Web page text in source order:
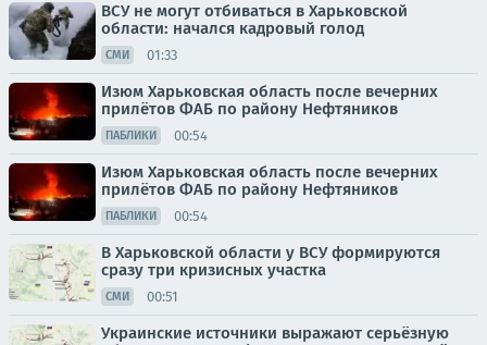
ВСУ не могут отбиваться в Харьковской
области: начался кадровый голод
СМИ 01:33
Изюм Харьковская область после вечерних
прилётов ФАБ по району Нефтяников
ПАБЛИКИ 00:54
Изюм Харьковская область после вечерних
прилётов ФАБ по району Нефтяников
ПАБЛИКИ 00:54
В Харьковской области у ВСУ формируются
сразу три кризисных участка
СМИ 00:51
Украинские источники выражают серьёзную